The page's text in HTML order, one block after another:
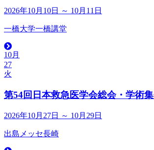
2026年10月10日 ～ 10月11日
一橋大学一橋講堂
10月
27
火
第54回日本救急医学会総会・学術
2026年10月27日 ～ 10月29日
出島メッセ長崎